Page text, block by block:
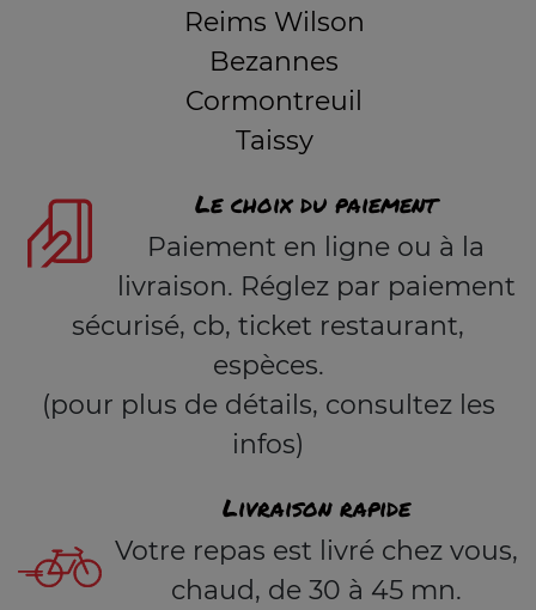
Reims Wilson
Bezannes
Cormontreuil
Taissy
Le choix du paiement
Paiement en ligne ou à la
livraison. Réglez par paiement
sécurisé, cb, ticket restaurant,
espèces.
(pour plus de détails, consultez les
infos)
Livraison rapide
Votre repas est livré chez vous,
chaud, de 30 à 45 mn.